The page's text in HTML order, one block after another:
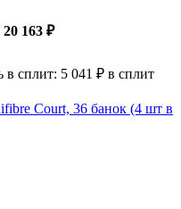
20 163 ₽
в сплит: 5 041 ₽ в сплит
Court, 36 банок (4 шт в